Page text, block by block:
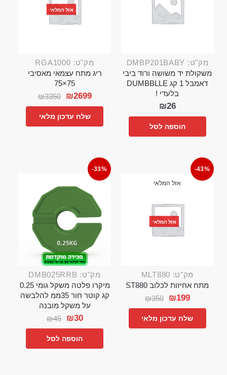
מק"ט: DMBP201BABY
משקולת יד משושה ורוד ביבי
דאמבל 1 קג DUMBBLLE
בלעדי !
₪26
הוספה לסל
אזל המלאי
מק"ט: RGA1000
ריג מתח עצמאי מאסיבי
75×75
₪3350 ₪2699
שלח עדכון מלאי
-43%
אזל המלאי
אזל המלאי
מק"ט: MLT880
מתח אחיזות לכלוב ST880
₪350 ₪199
שלח עדכון מלאי
-33%
מק"ט: DMB025RRB
מיקרו פלטה משקל גומי 0.25
קג קוטר חור 35ממ להלבשה
על משקל מובנה
₪45 ₪30
הוספה לסל